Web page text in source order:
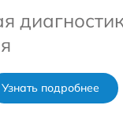
Узнать подробнее